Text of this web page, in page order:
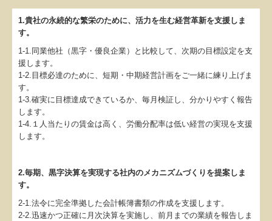
1.貴社の永続的な繁栄のために、活力を生む経営革新を支援しま
す。
1-1.同業他社（黒字・優良企業）と比較して、次期の目標設定を支
援します。
1-2.目標必達のために、短期・中期経営計画をご一緒に練り上げま
す。
1-3.確実に目標達成できているか、毎月検証し、分かりやすく報告
します。
1-4.１人当たりの賃金は高く、労働分配率は低い経営の実現を支援
します。
2.毎期、黒字決算を実現する社内のメカニズムづくりを提案しま
す。
2-1.法令に完全準拠した会計帳簿書類の作成を支援します。
2-2.迅速かつ正確に月次決算を実施し、前月までの業績を報告しま